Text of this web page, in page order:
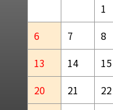
1
6
7 8
13
14 15
20
21 22